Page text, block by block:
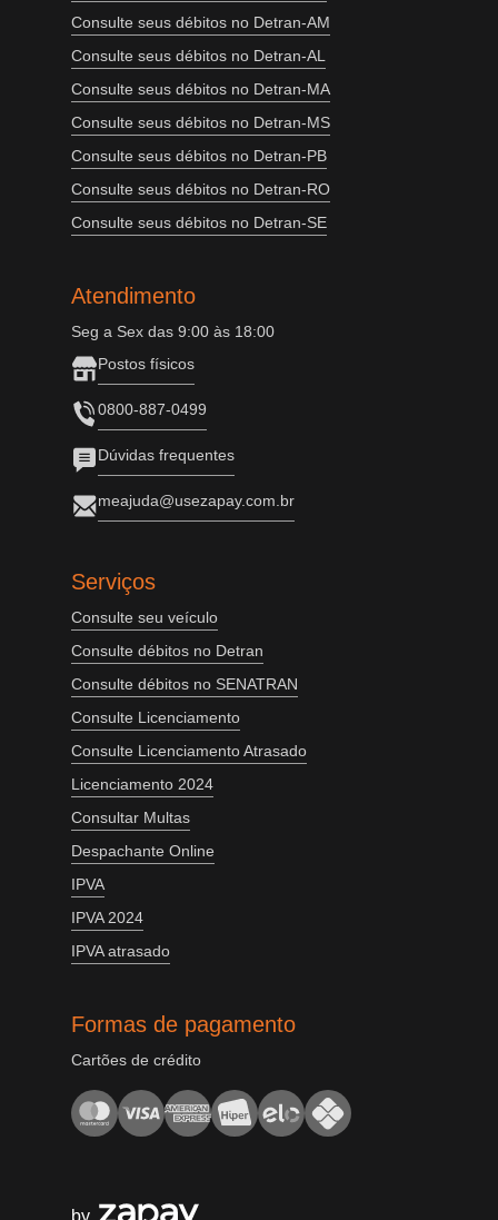
Consulte seus débitos no Detran-AM
Consulte seus débitos no Detran-AL
Consulte seus débitos no Detran-MA
Consulte seus débitos no Detran-MS
Consulte seus débitos no Detran-PB
Consulte seus débitos no Detran-RO
Consulte seus débitos no Detran-SE
Atendimento
Seg a Sex das 9:00 às 18:00
Postos físicos
0800-887-0499
Dúvidas frequentes
meajuda@usezapay.com.br
Serviços
Consulte seu veículo
Consulte débitos no Detran
Consulte débitos no SENATRAN
Consulte Licenciamento
Consulte Licenciamento Atrasado
Licenciamento 2024
Consultar Multas
Despachante Online
IPVA
IPVA 2024
IPVA atrasado
Formas de pagamento
Cartões de crédito
by